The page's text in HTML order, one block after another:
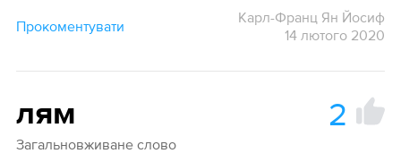
Прокоментувати
Карл-Франц Ян Йосиф
14 лютого 2020
лям 2
Загальновживане слово